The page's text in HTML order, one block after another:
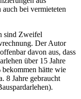
auch bei vermieteten
sind Zweifel
Der Autor
davon aus, dass
über 15 Jahre
hätte wie
8 Jahre gebraucht